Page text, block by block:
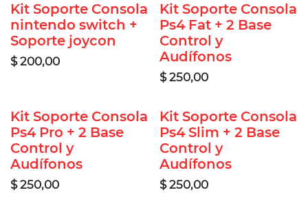
Kit Soporte Consola
nintendo switch +
Soporte joycon
$200,00
Kit Soporte Consola
Ps4 Fat + 2 Base
Control y
Audífonos
$250,00
Kit Soporte Consola
Ps4 Pro + 2 Base
Control y
Audífonos
$250,00
Kit Soporte Consola
Ps4 Slim + 2 Base
Control y
Audífonos
$250,00